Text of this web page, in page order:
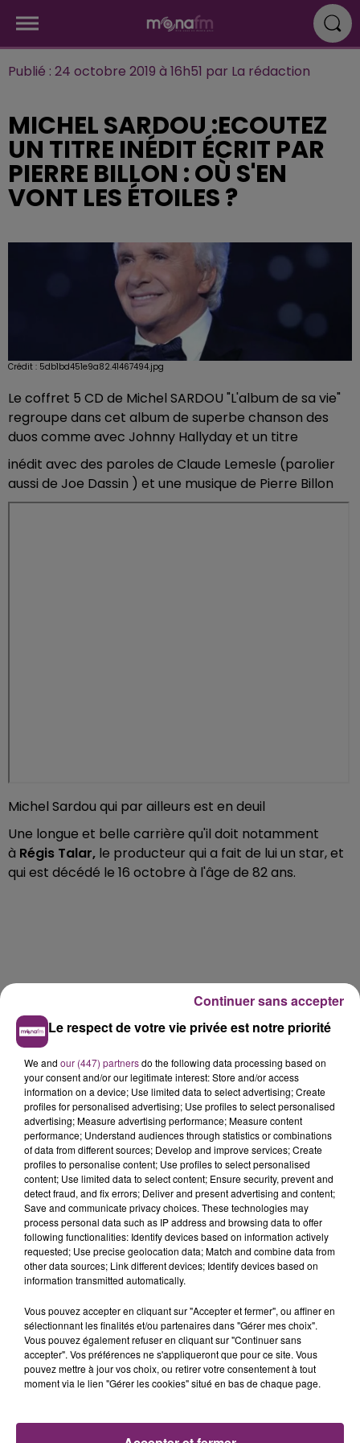
Publié : 24 octobre 2019 à 16h51 par La rédaction
MICHEL SARDOU :ECOUTEZ
UN TITRE INÉDIT ÉCRIT PAR
PIERRE BILLON : OÙ S'EN
VONT LES ÉTOILES ?
Crédit : 5db1bd451e9a82.41467494.jpg
Le coffret 5 CD de Michel SARDOU "L'album de sa vie"
regroupe dans cet album de superbe chanson des
duos comme avec Johnny Hallyday et un titre
inédit avec des paroles de Claude Lemesle (parolier
aussi de Joe Dassin ) et une musique de Pierre Billon
Michel Sardou qui par ailleurs est en deuil
Une longue et belle carrière qu'il doit notamment
à Régis Talar, le producteur qui a fait de lui un star, et
qui est décédé le 16 octobre à l'âge de 82 ans.
La Bulle - Guinguette éphémère
de Frelinghien !
Le respect de votre vie privée est notre priorité
We and our (447) partnersdo the following data processing based on
your consent and/or our legitimate interest: Store and/or access
information on a device; Use limited data to select advertising; Create
profiles for personalised advertising; Use profiles to select personalised
advertising; Measure advertising performance; Measure content
performance; Understand audiences through statistics or combinations
of data from different sources; Develop and improve services; Create
profiles to personalise content; Use profiles to select personalised
content; Use limited data to select content; Ensure security, prevent and
detect fraud, and fix errors; Deliver and present advertising and content;
Save and communicate privacy choices. These technologies may
process personal data such as IP address and browsing data to offer
following functionalities: Identify devices based on information actively
requested; Use precise geolocation data; Match and combine data from
other data sources; Link different devices; Identify devices based on
information transmitted automatically.
Vous pouvez accepter en cliquant sur "Accepter et fermer", ou affiner en
sélectionnant les finalités et/ou partenaires dans "Gérer mes choix".
Vous pouvez également refuser en cliquant sur "Continuer sans
accepter". Vos préférences ne s'appliqueront que pour ce site. Vous
pouvez mettre à jour vos choix, ou retirer votre consentement à tout
moment via le lien "Gérer les cookies" situé en bas de chaque page.
Continuer sans accepter